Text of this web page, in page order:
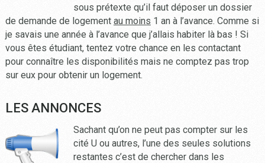
sous prétexte qu’il faut déposer un dossier
de demande de logement au moins 1 an à l’avance. Comme si
je savais une année à l’avance que j’allais habiter là bas ! Si
vous êtes étudiant, tentez votre chance en les contactant
pour connaître les disponibilités mais ne comptez pas trop
sur eux pour obtenir un logement.
LES ANNONCES
Sachant qu’on ne peut pas compter sur les
cité U ou autres, l’une des seules solutions
restantes c’est de chercher dans les